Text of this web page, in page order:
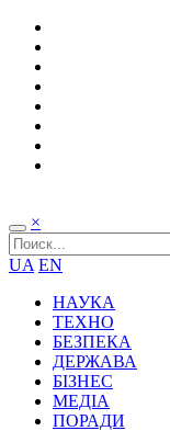
×
UA EN
НАУКА
ТЕХНО
БЕЗПЕКА
ДЕРЖАВА
БІЗНЕС
МЕДІА
ПОРАДИ